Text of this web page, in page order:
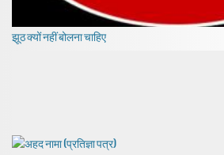
झूठ क्यों नहीं बोलना चाहिए